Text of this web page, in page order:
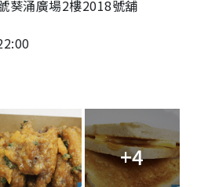
葵涌廣場2樓2018號舖
+4